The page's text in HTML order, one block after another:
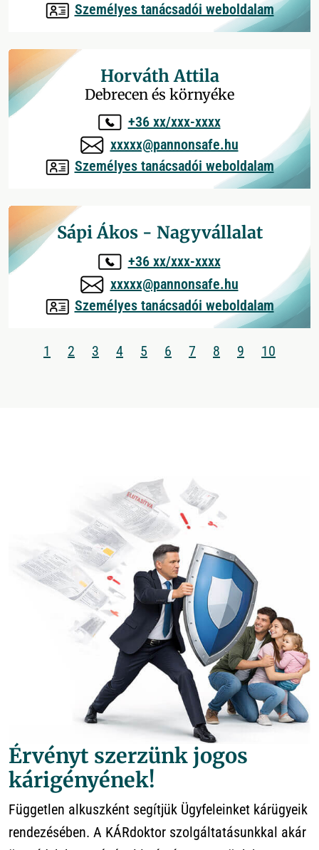
Személyes tanácsadói weboldalam
Horváth Attila
Debrecen és környéke
+36 xx/xxx-xxxx
xxxxx@pannonsafe.hu
Személyes tanácsadói weboldalam
Sápi Ákos - Nagyvállalat
+36 xx/xxx-xxxx
xxxxx@pannonsafe.hu
Személyes tanácsadói weboldalam
1 2 3 4 5 6 7 8 9 10
Érvényt szerzünk jogos
kárigényének!
Független alkuszként segítjük Ügyfeleinket kárügyeik
rendezésében. A KÁRdoktor szolgáltatásunkkal akár